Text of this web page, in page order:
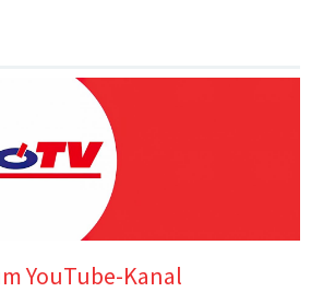
YouTube-Kanal